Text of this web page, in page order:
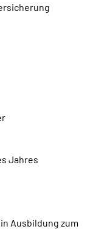
Jahres
in Ausbildung zum